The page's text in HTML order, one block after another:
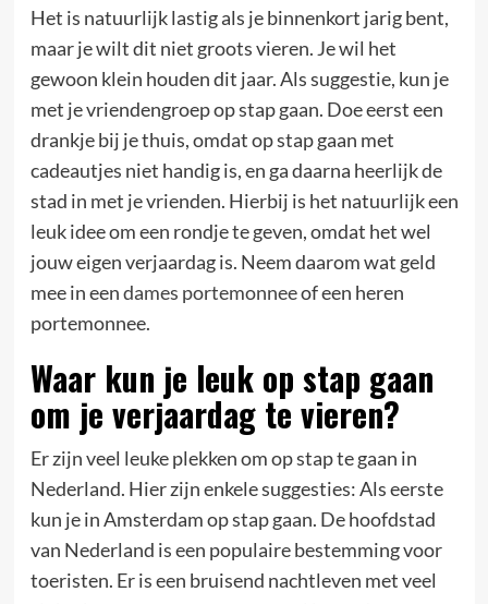
Het is natuurlijk lastig als je binnenkort jarig bent,
maar je wilt dit niet groots vieren. Je wil het
gewoon klein houden dit jaar. Als suggestie, kun je
met je vriendengroep op stap gaan. Doe eerst een
drankje bij je thuis, omdat op stap gaan met
cadeautjes niet handig is, en ga daarna heerlijk de
stad in met je vrienden. Hierbij is het natuurlijk een
leuk idee om een rondje te geven, omdat het wel
jouw eigen verjaardag is. Neem daarom wat geld
mee in eendames portemonneeof een heren
portemonnee.
Waar kun je leuk op stap gaan
om je verjaardag te vieren?
Er zijn veel leuke plekken om op stap te gaan in
Nederland. Hier zijn enkele suggesties: Als eerste
kun je in Amsterdam op stap gaan. De hoofdstad
van Nederland is een populaire bestemming voor
toeristen. Er is een bruisend nachtleven met veel